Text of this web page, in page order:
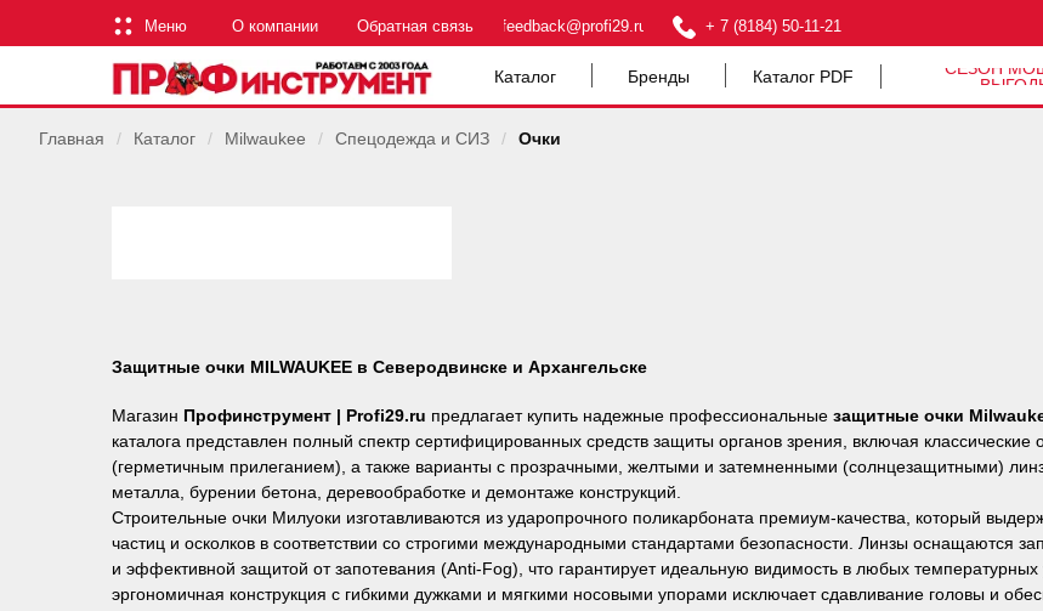
Меню + 7 (8184) 50-11-21
Обратная связь feedback@profi29.ru
О компании
Каталог Бренды Каталог PDF
СЕЗОН
Главная / Каталог / Milwaukee / Спецодежда и СИЗ / Очки
Защитные очки MILWAUKEE в Северодвинске и Архангельске
Магазин Профинструмент | Profi29.ru предлагает купить надежные профессиональные защитные очки
каталога представлен полный спектр сертифицированных средств защиты органов зрения, включая
(герметичным прилеганием), а также варианты с прозрачными, желтыми и затемненными (солнцезащитными)
металла, бурении бетона, деревообработке и демонтаже конструкций.
Строительные очки Милуоки изготавливаются из ударопрочного поликарбоната премиум-качества, который
частиц и осколков в соответствии со строгими международными стандартами безопасности. Линзы оснащаются
и эффективной защитой от запотевания (Anti-Fog), что гарантирует идеальную видимость в любых
эргономичная конструкция с гибкими дужками и мягкими носовыми упорами исключает сдавливание головы и